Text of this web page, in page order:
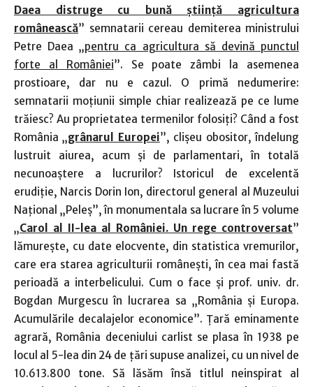
Daea distruge cu bună ştiinţă agricultura
românească” semnatarii cereau demiterea ministrului
Petre Daea „pentru ca agricultura să devină punctul
forte al României”. Se poate zâmbi la asemenea
prostioare, dar nu e cazul. O primă nedumerire:
semnatarii moţiunii simple chiar realizează pe ce lume
trăiesc? Au proprietatea termenilor folosiţi? Când a fost
România „grânarul Europei”, clişeu obositor, îndelung
lustruit aiurea, acum şi de parlamentari, în totală
necunoaştere a lucrurilor? Istoricul de excelentă
erudiţie, Narcis Dorin Ion, directorul general al Muzeului
Naţional „Peleş”, în monumentala sa lucrare în 5 volume
„Carol al II-lea al României. Un rege controversat”
lămureşte, cu date elocvente, din statistica vremurilor,
care era starea agriculturii româneşti, în cea mai fastă
perioadă a interbelicului. Cum o face şi prof. univ. dr.
Bogdan Murgescu în lucrarea sa „România şi Europa.
Acumulările decalajelor economice”. Ţară eminamente
agrară, România deceniului carlist se plasa în 1938 pe
locul al 5-lea din 24 de ţări supuse analizei, cu un nivel de
10.613.800 tone. Să lăsăm însă titlul neinspirat al